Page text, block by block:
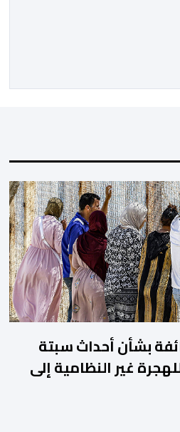
بشأن أحداث سبتة
غير النظامية إلى